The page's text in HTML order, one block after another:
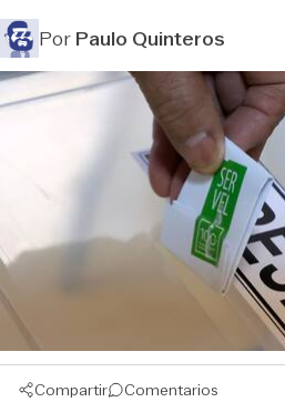
PorPaulo Quinteros
Compartir Comentarios